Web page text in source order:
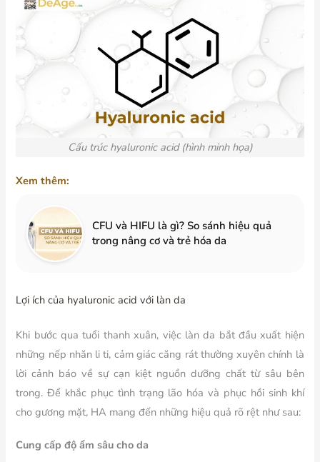
Cấu trúc hyaluronic acid (hình minh họa)
Xem thêm:
CFU và HIFU là gì? So sánh hiệu quả
trong nâng cơ và trẻ hóa da
Lợi ích của hyaluronic acid với làn da
Khi bước qua tuổi thanh xuân, việc làn da bắt đầu xuất hiện
những nếp nhăn li ti, cảm giác căng rát thường xuyên chính là
lời cảnh báo về sự cạn kiệt nguồn dưỡng chất từ sâu bên
trong. Để khắc phục tình trạng lão hóa và phục hồi sinh khí
cho gương mặt, HA mang đến những hiệu quả rõ rệt như sau:
Cung cấp độ ẩm sâu cho da